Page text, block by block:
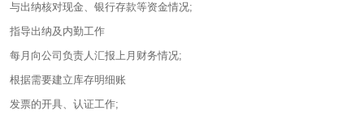
与出纳核对现金、银行存款等资金情况;
指导出纳及内勤工作
每月向公司负责人汇报上月财务情况;
根据需要建立库存明细账
发票的开具、认证工作;